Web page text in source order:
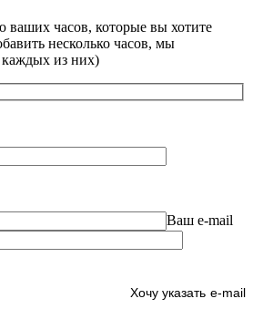
часов, которые вы хотите
несколько часов, мы
каждых из них)
Ваш e-mail
e-mail